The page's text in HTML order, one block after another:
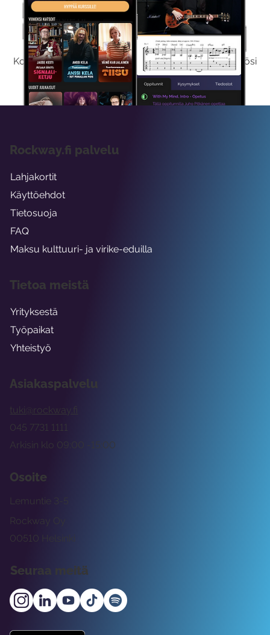
Kokeile Ilmaiseksi
Kokeilemalla ilmaiseksi saat koko sisältömme käyttöösi
viikon ajaksi.
Asiakaspalvelu
tuki@rockway.fi
Arkisin klo 09:00 -15:00
045 7731 1111
Osoite
Rockway Oy
Lemuntie 3-5
00510 Helsinki
Seuraa meitä
Rockway.fi palvelu
Lahjakortit
Käyttöehdot
Tietosuoja
FAQ
Maksu kulttuuri- ja virike-eduilla
Tietoa meistä
Yrityksestä
Työpaikat
Yhteistyö